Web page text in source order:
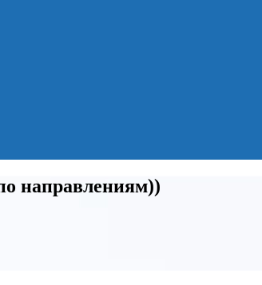
направлениям))